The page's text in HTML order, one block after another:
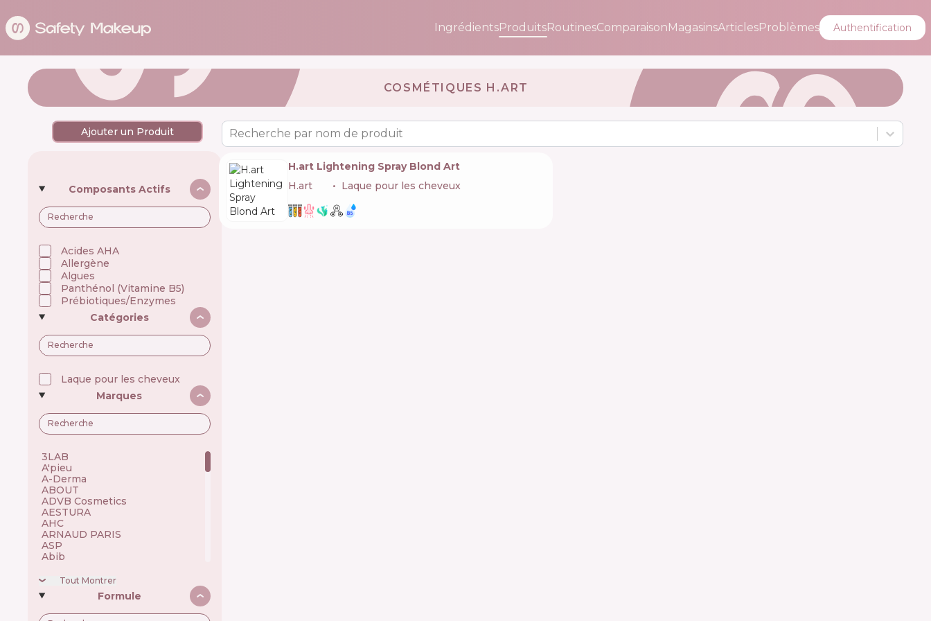
IngrédientsProduitsRoutinesComparaisonMagasinsArticlesProblèmes Authentification
COSMÉTIQUES H.ART 🇺🇦
Ajouter un Produit
Composants Actifs
Acides AHA
Allergène
Algues
Panthénol (Vitamine B5)
Prébiotiques/Enzymes
Catégories
Laque pour les cheveux
Marques
3LAB 🇺🇸
A'pieu 🇰🇷
A-Derma 🇫🇷
ABOUT 🇺🇦
ADVB Cosmetics 🇹🇷
AESTURA 🇰🇷
AHC 🇰🇷
ARNAUD PARIS 🇫🇷
ASP 🇬🇧
Abib 🇰🇷
Achroactive Max 🇧🇬
Acnemy 🇪🇸
Acure 🇺🇸
Acwell 🇰🇷
Tout Montrer
Formule
Recherche par nom de produit
H.art Lightening Spray Blond Art
H.art
Laque pour les cheveux